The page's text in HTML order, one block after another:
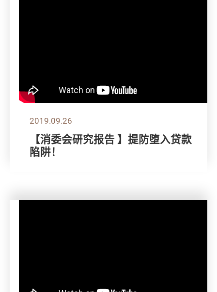
2019.09.26
【消委会研究报告 】提防堕入贷款
陷阱！